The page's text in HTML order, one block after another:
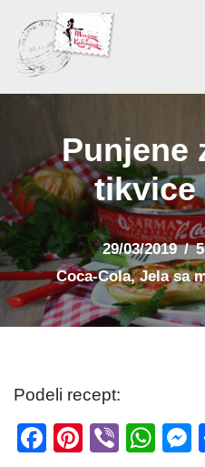
Skoči
na
Punjene
tikvice
29/03/2019
Coca-Cola,Jela sa
Podeli recept:
F
Pi
Vi
W